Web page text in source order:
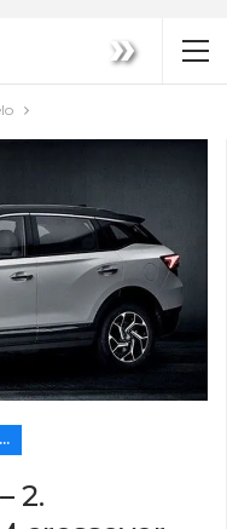
»
🛠️ SEKALAISTA AUTOILLE
2.